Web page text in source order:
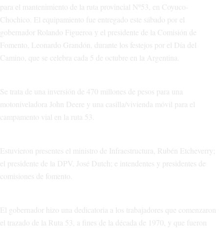
para el mantenimiento de la ruta provincial Nº53, en Coyuco-
Chochico. El equipamiento fue entregado este sábado por el
gobernador Rolando Figueroa y el presidente de la Comisión de
Fomento, Leonardo Grandón, durante los festejos por el Día del
Camino, que se celebra cada 5 de octubre en la Argentina.
Se trata de una inversión de 470 millones de pesos para una
motoniveladora John Deere y una casilla/vivienda móvil para el
campamento vial en la ruta 53.
Estuvieron presentes el ministro de Infraestructura, Rubén Etcheverry;
el presidente de la DPV, José Dutch; e intendentes y presidentes de
comisiones de fomento.
El gobernador hizo una dedicatoria a los trabajadores que comenzaron
el trazado de la Ruta 53, a fines de la década de 1970, y que fueron